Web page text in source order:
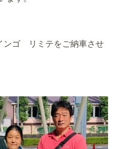
ンゴ リミテをご納車させ